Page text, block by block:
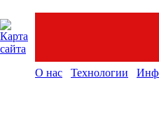
О нас Технологии